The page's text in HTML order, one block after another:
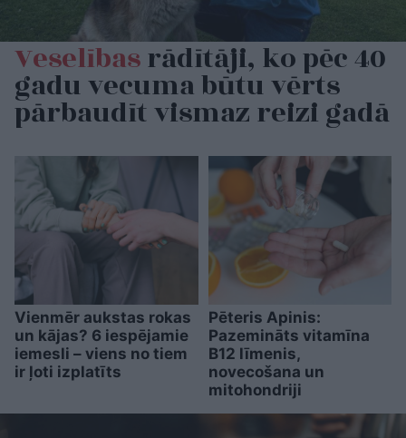
Veselībasrādītāji, ko pēc 40
gadu vecuma būtu vērts
pārbaudīt vismaz reizi gadā
Vienmēr aukstas rokas
un kājas? 6 iespējamie
iemesli – viens no tiem
ir ļoti izplatīts
Pēteris Apinis:
Pazemināts vitamīna
B12 līmenis,
novecošana un
mitohondriji